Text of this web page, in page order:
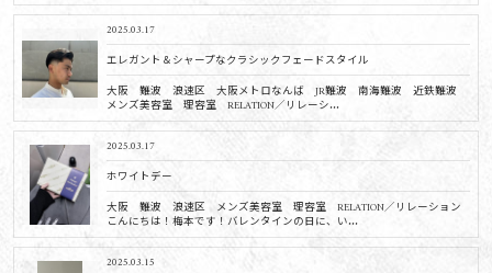
2025.03.17
エレガント＆シャープなクラシックフェードスタイル
大阪 難波 浪速区 大阪メトロなんば JR難波 南海難波 近鉄難波
メンズ美容室 理容室 RELATION／リレーシ...
2025.03.17
ホワイトデー
大阪 難波 浪速区 メンズ美容室 理容室 RELATION／リレーション
こんにちは！梅本です！バレンタインの日に、い...
2025.03.15